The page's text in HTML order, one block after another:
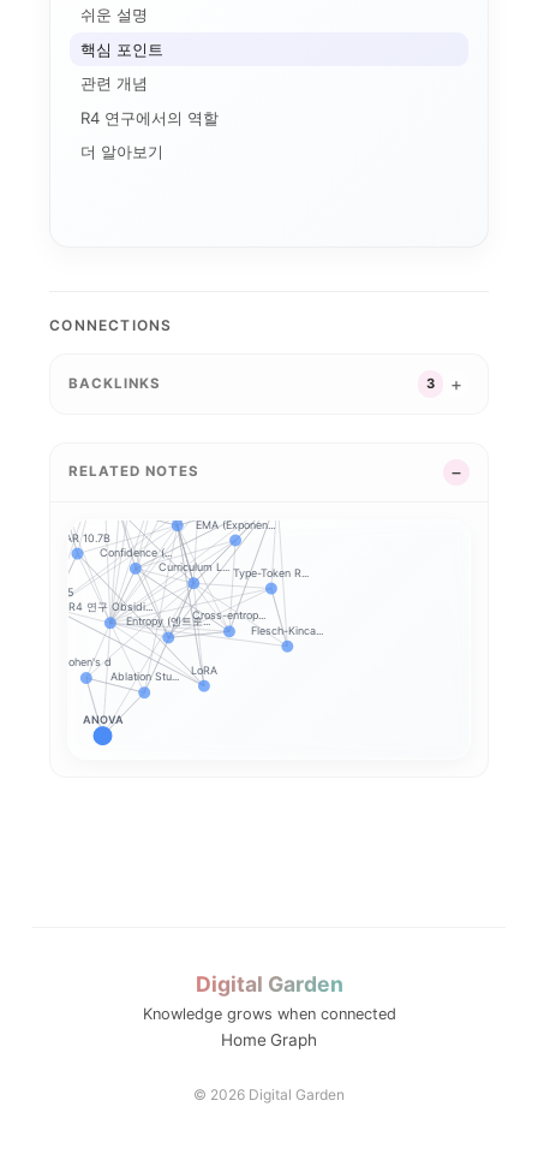
쉬운 설명
핵심 포인트
관련 개념
R4 연구에서의 역할
더 알아보기
CONNECTIONS
BACKLINKS 3
RELATED NOTES
R4 연구 Obsidi...
ANOVA
Ablation Stu...
Cohen's d
Confidence (...
Cross-entrop...
Curriculum L...
EMA (Exponen...
Entropy (엔트로...
Flesch-Kinca...
HumanEval
KoBEST
LoRA
Qwen2.5
SOLAR 10.7B
Type-Token R...
Digital Garden
Knowledge grows when connected
HomeGraph
© 2026 Digital Garden